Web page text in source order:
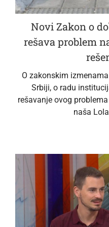
Novi Zakon o
rešava problem
O zakonskim
Srbiji, o radu
rešavanje ovog
naša